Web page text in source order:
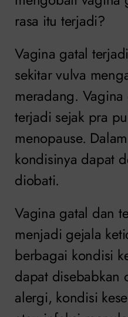
rasa itu terjadi?
Vagina gatal
sekitar vulva
meradang.
terjadi sejak pra
menopause.
kondisinya dapat
diobati.
Vagina gatal dan
menjadi gejala
berbagai kondisi
dapat disebabkan
alergi, kondisi